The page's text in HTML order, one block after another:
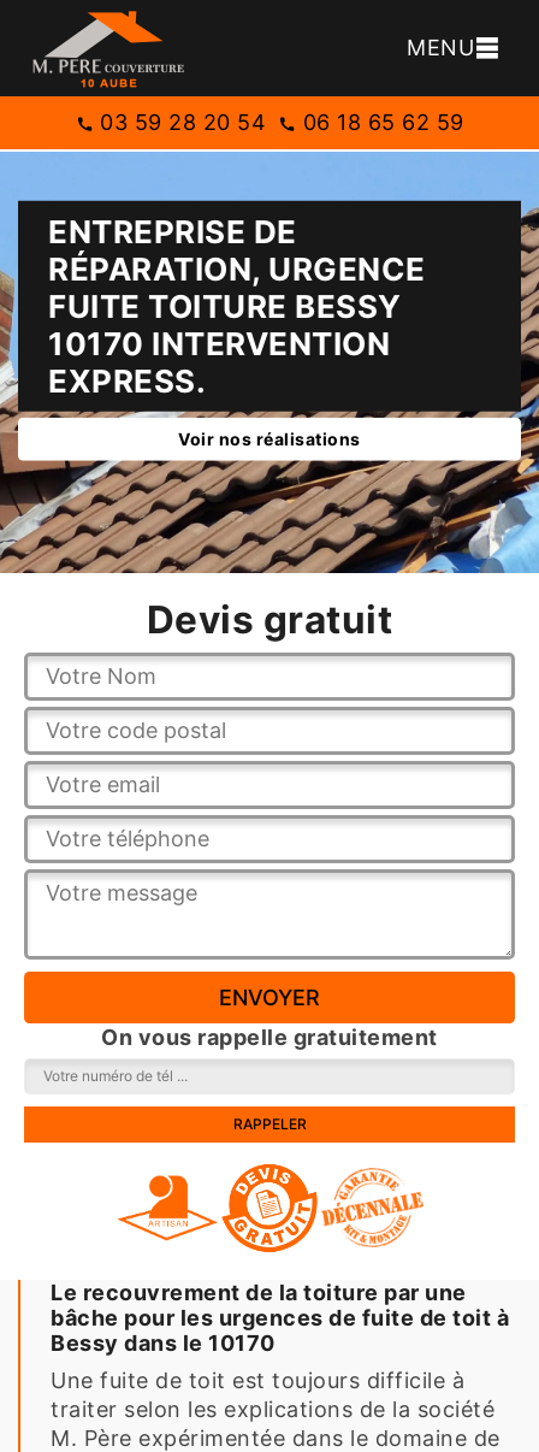
MENU
03 59 28 20 54 06 18 65 62 59
ENTREPRISE DE
RÉPARATION, URGENCE
FUITE TOITURE BESSY
10170 INTERVENTION
EXPRESS.
Voir nos réalisations
Devis gratuit
On vous rappelle gratuitement
Le recouvrement de la toiture par une
bâche pour les urgences de fuite de toit à
Bessy dans le 10170
Une fuite de toit est toujours difficile à
traiter selon les explications de la société
M. Père expérimentée dans le domaine de